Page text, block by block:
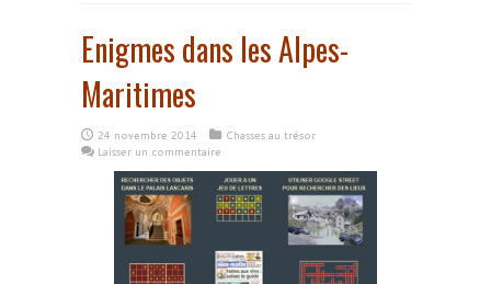
Enigmes dans les Alpes-
Maritimes
24 novembre 2014
Chasses au trésor
Laisser un commentaire